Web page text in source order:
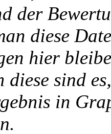
der
diese
hier
diese sind
in